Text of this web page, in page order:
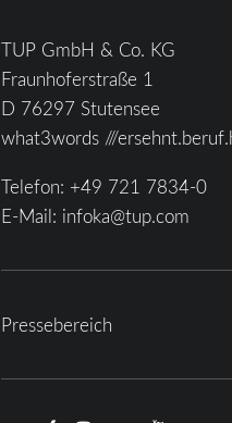
TUP GmbH & Co. KG
Fraunhoferstraße 1
D 76297 Stutensee
what3words ///
Telefon: +49 721 7834-0
E-Mail: infoka@tup.com
Pressebereich